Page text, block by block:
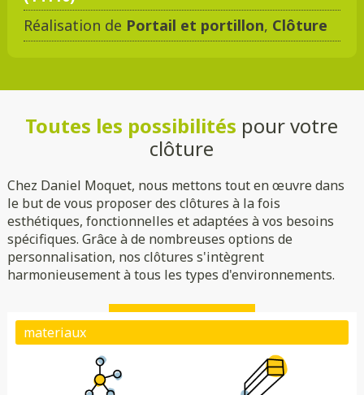
Réalisation de Portail et portillon, Clôture
Toutes les possibilités pour votre
clôture
Chez Daniel Moquet, nous mettons tout en œuvre dans
le but de vous proposer des clôtures à la fois
esthétiques, fonctionnelles et adaptées à vos besoins
spécifiques. Grâce à de nombreuses options de
personnalisation, nos clôtures s'intègrent
harmonieusement à tous les types d'environnements.
Plein
Essences de bois
Coloris au choix
DMC 301
DMC 303 B